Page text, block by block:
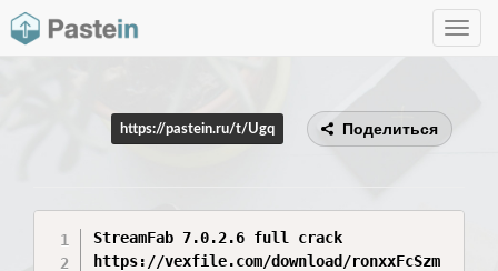
Toggle
https://pastein.ru/t/Ugq Поделиться
StreamFab 7.0.2.6 full crack
https://vexfile.com/download/ronxxFcSzm